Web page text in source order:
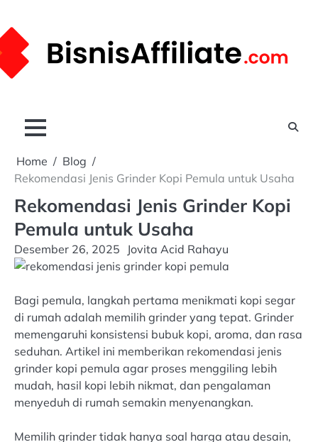
to
content
Home
Blog
Rekomendasi Jenis Grinder Kopi Pemula untuk Usaha
Rekomendasi Jenis Grinder Kopi
Pemula untuk Usaha
Desember 26, 2025 Jovita Acid Rahayu
Bagi pemula, langkah pertama menikmati kopi segar
di rumah adalah memilih grinder yang tepat. Grinder
memengaruhi konsistensi bubuk kopi, aroma, dan rasa
seduhan. Artikel ini memberikan rekomendasi jenis
grinder kopi pemula agar proses menggiling lebih
mudah, hasil kopi lebih nikmat, dan pengalaman
menyeduh di rumah semakin menyenangkan.
Memilih grinder tidak hanya soal harga atau desain,